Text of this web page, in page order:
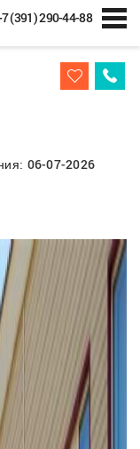
(391) 290-44-88
06-07-2026